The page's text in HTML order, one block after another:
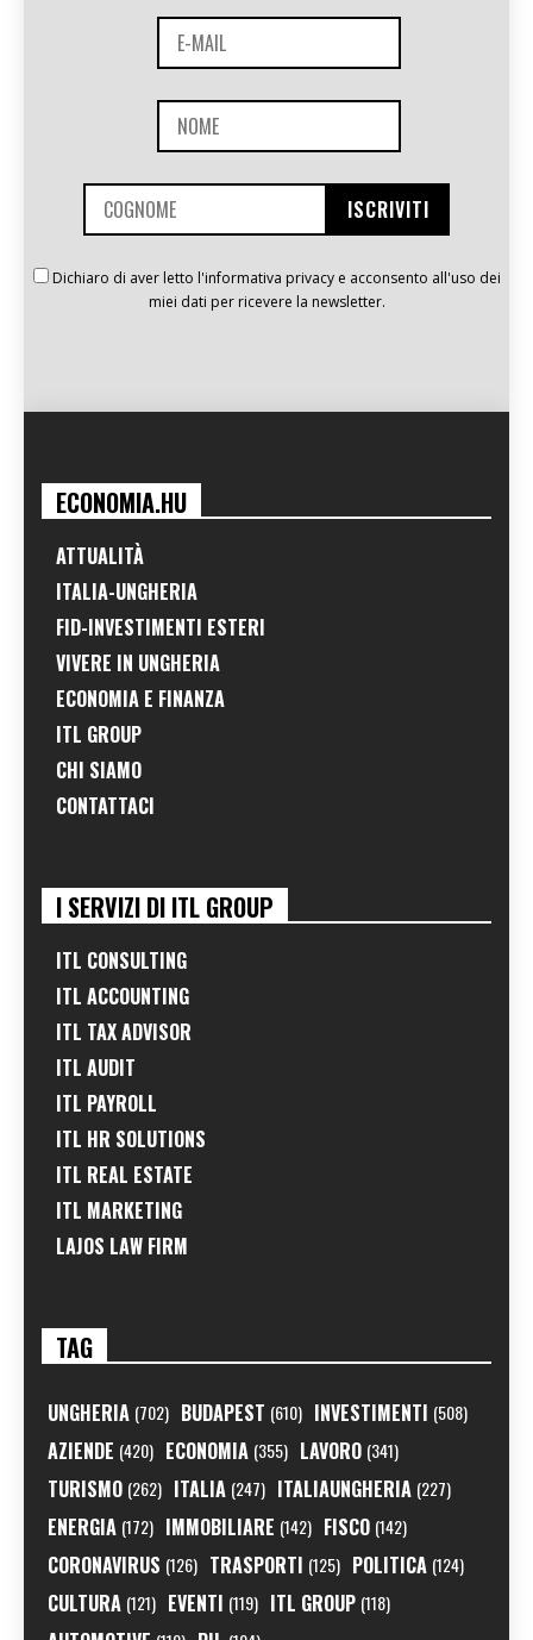
Dichiaro di aver letto l'informativa privacy e acconsento all'uso dei
miei dati per ricevere la newsletter.
ECONOMIA.HU
ATTUALITÀ
ITALIA-UNGHERIA
FID-INVESTIMENTI ESTERI
VIVERE IN UNGHERIA
ECONOMIA E FINANZA
ITL GROUP
CHI SIAMO
CONTATTACI
I SERVIZI DI ITL GROUP
ITL CONSULTING
ITL ACCOUNTING
ITL TAX ADVISOR
ITL AUDIT
ITL PAYROLL
ITL HR SOLUTIONS
ITL REAL ESTATE
ITL MARKETING
LAJOS LAW FIRM
TAG
UNGHERIA (702) BUDAPEST (610) INVESTIMENTI (508)
AZIENDE (420) ECONOMIA (355) LAVORO (341)
TURISMO (262) ITALIA (247) ITALIAUNGHERIA (227)
ENERGIA (172) IMMOBILIARE (142) FISCO (142)
CORONAVIRUS (126) TRASPORTI (125) POLITICA (124)
CULTURA (121) EVENTI (119) ITL GROUP (118)